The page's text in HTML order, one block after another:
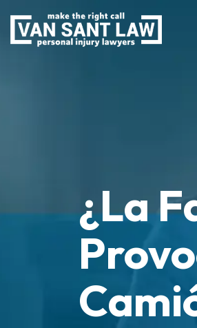
¿La